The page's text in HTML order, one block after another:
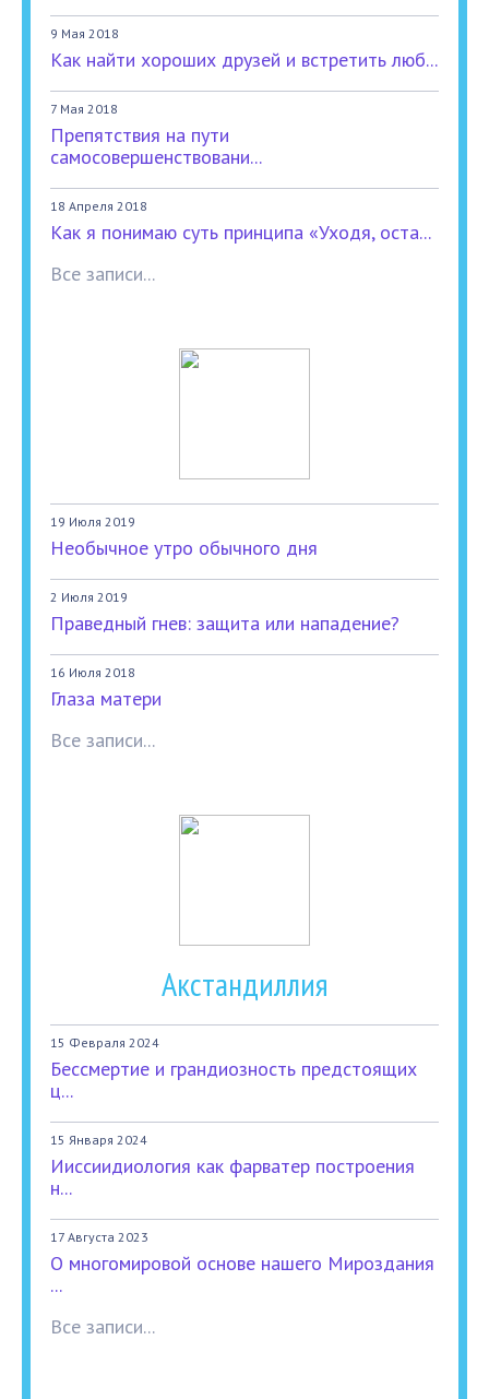
9 Мая 2018
Как найти хороших друзей и встретить люб...
7 Мая 2018
Препятствия на пути
самосовершенствовани...
18 Апреля 2018
Как я понимаю суть принципа «Уходя, оста...
Все записи...
19 Июля 2019
Необычное утро обычного дня
2 Июля 2019
Праведный гнев: защита или нападение?
16 Июля 2018
Глаза матери
Все записи...
Акстандиллия
15 Февраля 2024
Бессмертие и грандиозность предстоящих
ц...
15 Января 2024
Ииссиидиология как фарватер построения
н...
17 Августа 2023
О многомировой основе нашего Мироздания
...
Все записи...